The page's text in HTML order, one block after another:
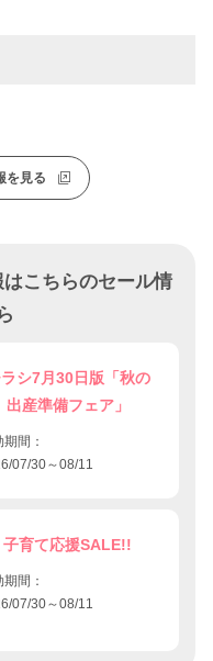
を見る
こちらのセール情
シ7月30日版「秋の
出産準備フェア」
間：
07/30～08/11
子育て応援SALE!!
間：
07/30～08/11